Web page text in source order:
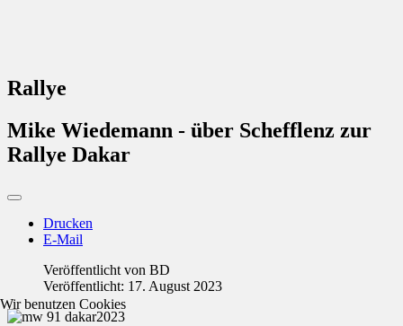
Rallye
Mike Wiedemann - über Schefflenz zur
Rallye Dakar
Drucken
E-Mail
Veröffentlicht von BD
Veröffentlicht: 17. August 2023
Wir benutzen Cookies